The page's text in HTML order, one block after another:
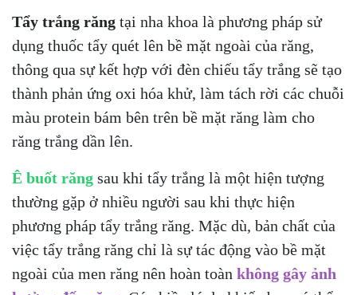
Tẩy trắng răng tại nha khoa là phương pháp sử
dụng thuốc tẩy quét lên bề mặt ngoài của răng,
thông qua sự kết hợp với đèn chiếu tẩy trắng sẽ tạo
thành phản ứng oxi hóa khử, làm tách rời các chuỗi
màu protein bám bên trên bề mặt răng làm cho
răng trắng dần lên.
Ê buốt răng sau khi tẩy trắng là một hiện tượng
thường gặp ở nhiều người sau khi thực hiện
phương pháp tẩy trắng răng. Mặc dù, bản chất của
việc tẩy trắng răng chỉ là sự tác động vào bề mặt
ngoài của men răng nên hoàn toàn không gây ảnh